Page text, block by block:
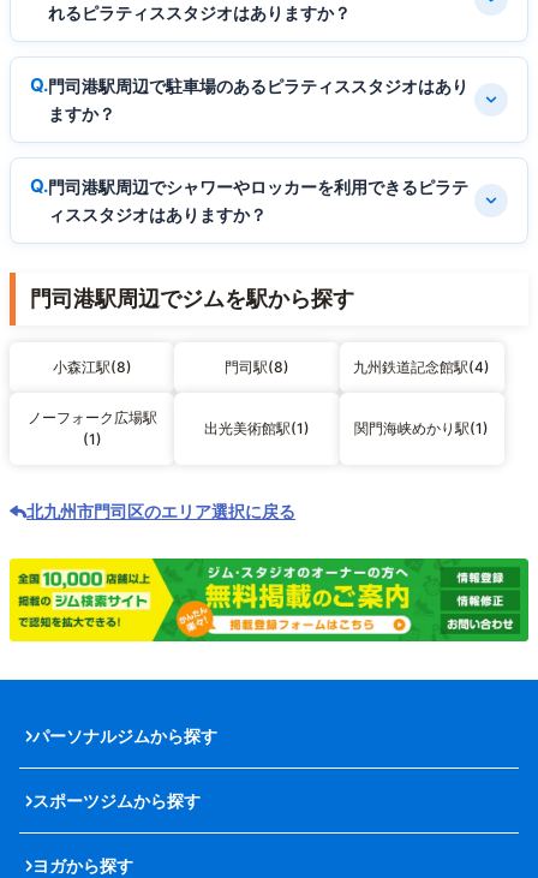
れるピラティススタジオはありますか？
門司港駅周辺で駐車場のあるピラティススタジオはあり
ますか？
門司港駅周辺でシャワーやロッカーを利用できるピラテ
ィススタジオはありますか？
門司港駅周辺でジムを駅から探す
小森江駅(8) 門司駅(8) 九州鉄道記念館駅(4)
ノーフォーク広場駅
(1)
出光美術館駅(1) 関門海峡めかり駅(1)
北九州市門司区のエリア選択に戻る
パーソナルジムから探す
スポーツジムから探す
ヨガから探す